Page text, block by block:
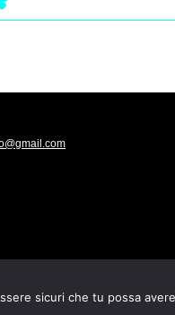
sicuri che tu possa